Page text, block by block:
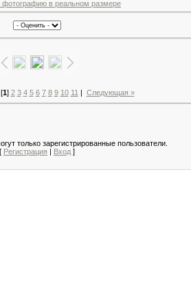
фотографию в реальном размере
1] 2 3 4 5 6 7 8 9 10 11 Следующая »
только зарегистрированные пользователи.
[ Регистрация | Вход ]